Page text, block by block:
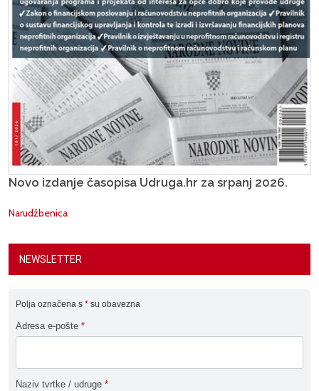
Novo izdanje časopisa Udruga.hr za srpanj 2026.
Narudžbenica
NEWSLETTER
Polja označena s * su obavezna
Adresa e-pošte *
Naziv tvrtke / udruge *